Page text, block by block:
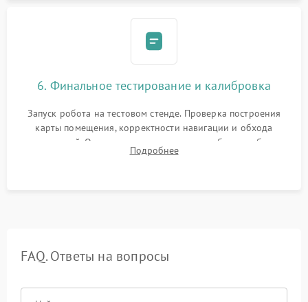
6. Финальное тестирование и калибровка
Запуск робота на тестовом стенде. Проверка построения
карты помещения, корректности навигации и обхода
препятствий. Оценка силы всасывания и работы турбины.
Тестирование автоматического возврата на док-станцию и
Подробнее
FAQ. Ответы на вопросы